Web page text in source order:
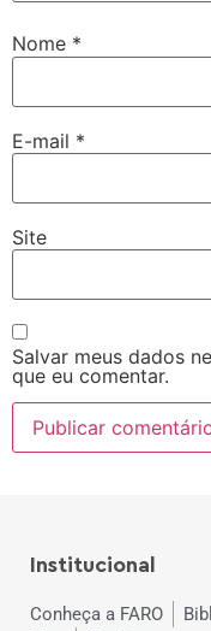
Nome *
E-mail *
Site
Salvar meus dados
que eu comentar.
Institucional
Conheça a FARO